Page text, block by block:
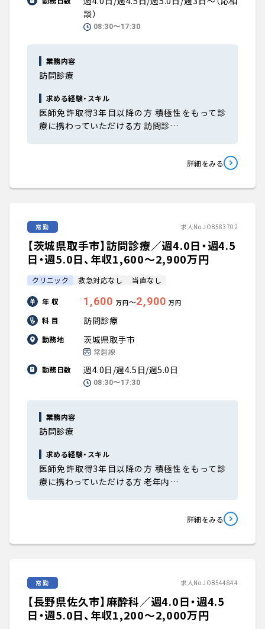
談）
08:30〜17:30
業務内容
訪問診療
求める経験・スキル
医師免許取得3年目以降の方 積極性をもって診
療に携わっていただける方 訪問診…
詳細をみる
常勤 求人No.JOB583702
【茨城県取手市】訪問診療／週4.0日・週4.5
日・週5.0日、年収1,600〜2,900万円
クリニック 救急対応なし 当直なし
年 収 1,600 万円〜2,900 万円
科 目 訪問診療
勤務地 茨城県取手市
常磐線
勤務日数
週4.0日/週4.5日/週5.0日
08:30〜17:30
業務内容
訪問診療
求める経験・スキル
医師免許取得3年目以降の方 積極性をもって診
療に携わっていただける方 老年内…
詳細をみる
常勤 求人No.JOB544844
【長野県佐久市】麻酔科／週4.0日・週4.5
日・週5.0日、年収1,200〜2,000万円